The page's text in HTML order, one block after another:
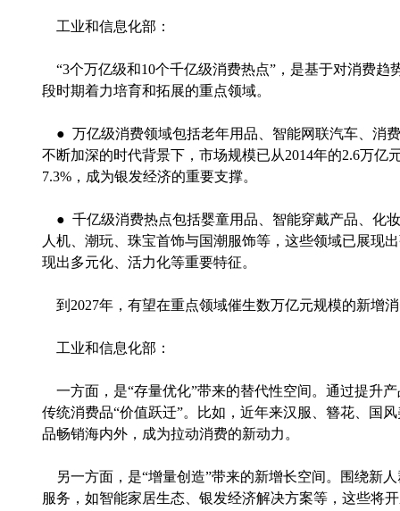
工业和信息化部：
“3个万亿级和10个千亿级消费热点”，是基于对消费趋
段时期着力培育和拓展的重点领域。
● 万亿级消费领域包括老年用品、智能网联汽车、消
不断加深的时代背景下，市场规模已从2014年的2.6万亿
7.3%，成为银发经济的重要支撑。
● 千亿级消费热点包括婴童用品、智能穿戴产品、化
人机、潮玩、珠宝首饰与国潮服饰等，这些领域已展现
现出多元化、活力化等重要特征。
到2027年，有望在重点领域催生数万亿元规模的新增
工业和信息化部：
一方面，是“存量优化”带来的替代性空间。通过提升
传统消费品“价值跃迁”。比如，近年来汉服、簪花、国
品畅销海内外，成为拉动消费的新动力。
另一方面，是“增量创造”带来的新增长空间。围绕新
服务，如智能家居生态、银发经济解决方案等，这些将